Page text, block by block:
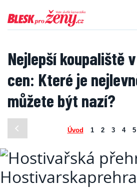
Nejlepší koupaliště
cen: Které je
můžete být nazí?
Úvod 1 2 3 4 5